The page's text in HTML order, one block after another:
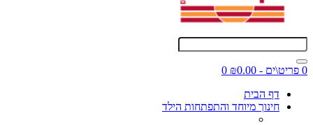
0 פריט\ים - ₪0.00
0
דף הבית
חינוך מיוחד והתפתחות הילד